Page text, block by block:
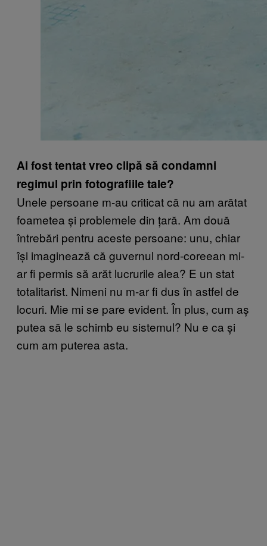
Ai fost tentat vreo clipă să condamni
regimul prin fotografiile tale?
Unele persoane m-au criticat că nu am arătat
foametea și problemele din țară. Am două
întrebări pentru aceste persoane: unu, chiar
își imaginează că guvernul nord-coreean mi-
ar fi permis să arăt lucrurile alea? E un stat
totalitarist. Nimeni nu m-ar fi dus în astfel de
locuri. Mie mi se pare evident. În plus, cum aș
putea să le schimb eu sistemul? Nu e ca și
cum am puterea asta.